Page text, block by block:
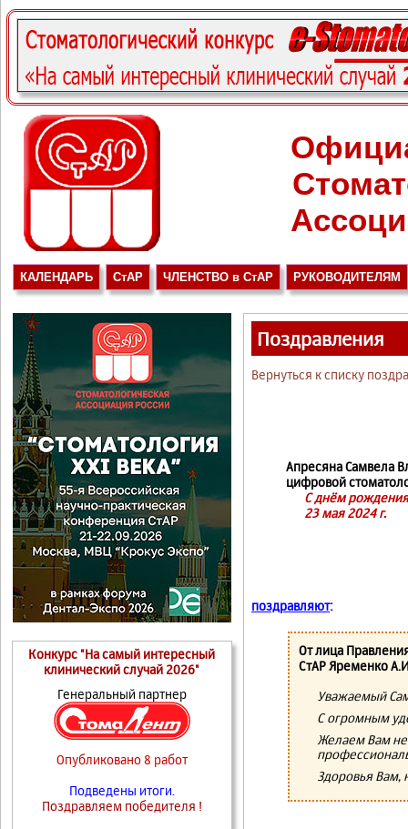
КАЛЕНДАРЬ СтАР ЧЛЕНСТВО в СтАР РУКОВОДИТЕЛЯМ
Конкурс "На самый интересный
клинический случай 2026"
Генеральный партнер
Опубликовано 8 работ
Подведены итоги.
Поздравляем победителя !
Поздравления
Вернуться к списку
Апресяна Самвела
цифровой
С днём
23 мая 2024 г.
поздравляют:
От лица
СтАР Яременко
Уважаемый
С огромным
Желаем Вам
Здоровья Вам,